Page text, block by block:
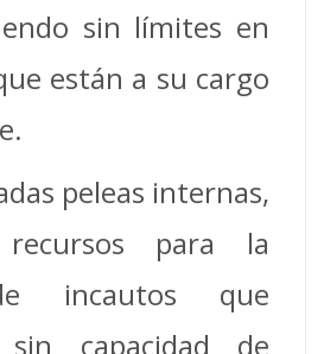
sin límites en
están a su cargo
peleas internas,
para la
incautos que
sin capacidad de